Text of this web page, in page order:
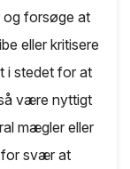
og forsøge at
eller kritisere
i stedet for at
være nyttigt
mægler eller
for svær at